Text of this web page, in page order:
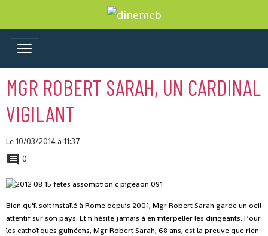
MGR ROBERT SARAH, UN CARDINAL
VIGILANT
Le 10/03/2014à 11:37
0
Bien qu'il soit installé à Rome depuis 2001, Mgr Robert Sarah garde un oeil
attentif sur son pays. Et n'hésite jamais à en interpeller les dirigeants. Pour
les catholiques guinéens, Mgr Robert Sarah, 68 ans, est la preuve que rien